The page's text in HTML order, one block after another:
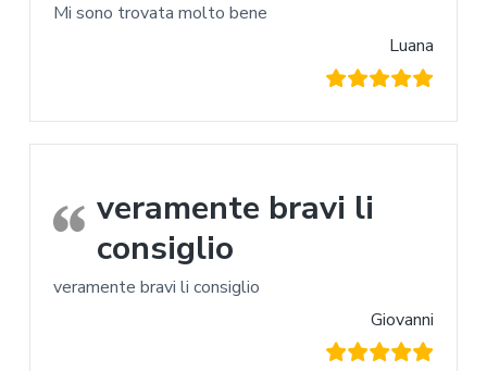
Mi sono trovata molto bene
Luana
veramente bravi li
consiglio
veramente bravi li consiglio
Giovanni